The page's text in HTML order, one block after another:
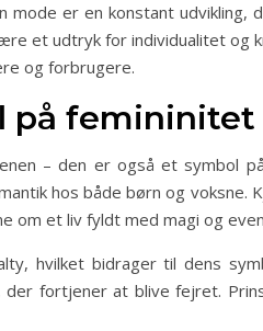
er en konstant
et udtryk for individualitet og
og forbrugere.
på
– den er også et symbol
hos både børn og voksne.
om et liv fyldt med magi og
hvilket bidrager til dens
fortjener at blive fejret.